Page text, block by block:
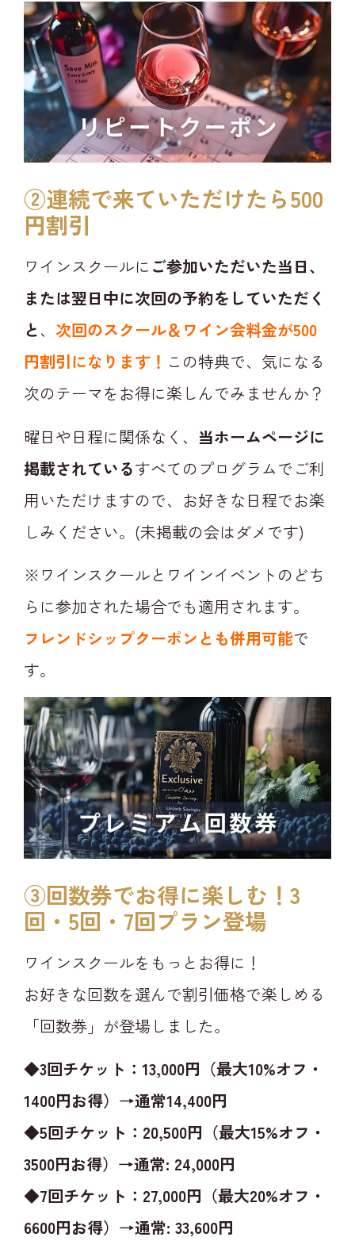
②連続で来ていただけたら500
円割引
ワインスクールに ご参加いただいた当日、
または翌日中に次回の予約をしていただく
と、 次回のスクール＆ワイン会料金が500
円割引になります！ この特典で、気になる
次のテーマをお得に楽しんでみませんか？
曜日や日程に関係なく、 当ホームページに
掲載されているすべてのプログラムでご利
用いただけますので、お好きな日程でお楽
しみください。(未掲載の会はダメです)
※ワインスクールとワインイベントのどち
らに参加された場合でも適用されます。
フレンドシップクーポンとも併用可能で
す。
③回数券でお得に楽しむ！3
回・5回・7回プラン登場​
ワインスクールをもっとお得に！
お好きな回数を選んで割引価格で楽しめる
「回数券」が登場しました。
◆3回チケット：13,000円（最大10%オフ・
1400円お得）→通常14,400円
◆5回チケット：20,500円（最大15%オフ・
3500円お得）→通常: 24,000円
◆7回チケット：27,000円（最大20%オフ・
6600円お得）→通常: 33,600円